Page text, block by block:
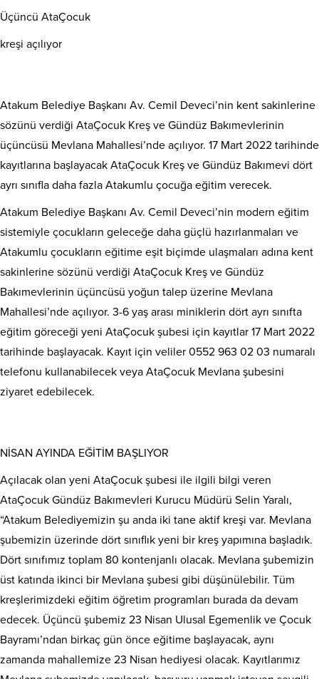
Üçüncü AtaÇocuk
kreşi açılıyor
Atakum Belediye Başkanı Av. Cemil Deveci’nin kent sakinlerine
sözünü verdiği AtaÇocuk Kreş ve Gündüz Bakımevlerinin
üçüncüsü Mevlana Mahallesi’nde açılıyor. 17 Mart 2022 tarihinde
kayıtlarına başlayacak AtaÇocuk Kreş ve Gündüz Bakımevi dört
ayrı sınıfla daha fazla Atakumlu çocuğa eğitim verecek.
Atakum Belediye Başkanı Av. Cemil Deveci’nin modern eğitim
sistemiyle çocukların geleceğe daha güçlü hazırlanmaları ve
Atakumlu çocukların eğitime eşit biçimde ulaşmaları adına kent
sakinlerine sözünü verdiği AtaÇocuk Kreş ve Gündüz
Bakımevlerinin üçüncüsü yoğun talep üzerine Mevlana
Mahallesi’nde açılıyor. 3-6 yaş arası miniklerin dört ayrı sınıfta
eğitim göreceği yeni AtaÇocuk şubesi için kayıtlar 17 Mart 2022
tarihinde başlayacak. Kayıt için veliler 0552 963 02 03 numaralı
telefonu kullanabilecek veya AtaÇocuk Mevlana şubesini
ziyaret edebilecek.
NİSAN AYINDA EĞİTİM BAŞLIYOR
Açılacak olan yeni AtaÇocuk şubesi ile ilgili bilgi veren
AtaÇocuk Gündüz Bakımevleri Kurucu Müdürü Selin Yaralı,
“Atakum Belediyemizin şu anda iki tane aktif kreşi var. Mevlana
şubemizin üzerinde dört sınıflık yeni bir kreş yapımına başladık.
Dört sınıfımız toplam 80 kontenjanlı olacak. Mevlana şubemizin
üst katında ikinci bir Mevlana şubesi gibi düşünülebilir. Tüm
kreşlerimizdeki eğitim öğretim programları burada da devam
edecek. Üçüncü şubemiz 23 Nisan Ulusal Egemenlik ve Çocuk
Bayramı’ndan birkaç gün önce eğitime başlayacak, aynı
zamanda mahallemize 23 Nisan hediyesi olacak. Kayıtlarımız